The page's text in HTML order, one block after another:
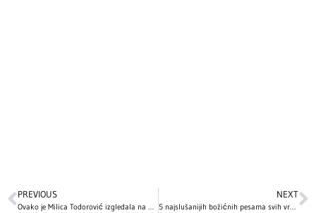
PREVIOUS NEXT
5 najslušanijih božićnih pesama svih vremena: Ovo su hitovi bez kojih ne možemo da zamislimo praznične dane